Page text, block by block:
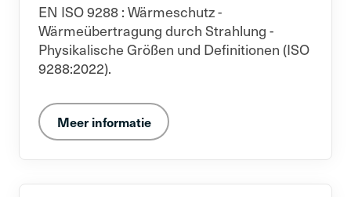
EN ISO 9288 : Wärmeschutz -
Wärmeübertragung durch Strahlung -
Physikalische Größen und Definitionen (ISO
9288:2022).
Meer informatie